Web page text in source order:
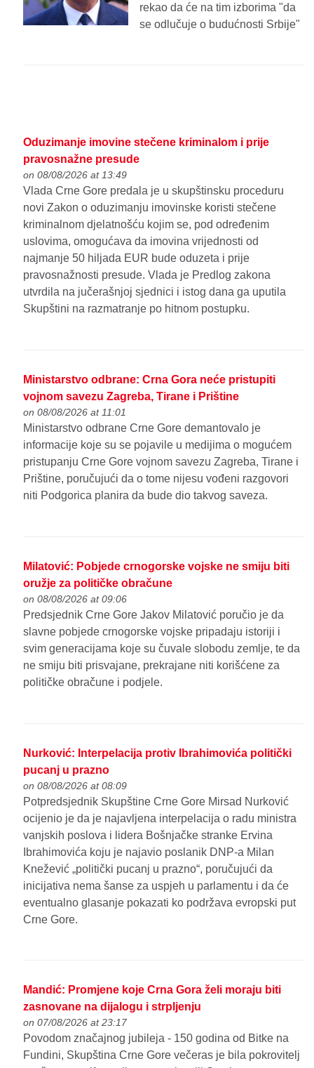
rekao da će na tim izborima "da
se odlučuje o budućnosti Srbije"
Oduzimanje imovine stečene kriminalom i prije
pravosnažne presude
on 08/08/2026 at 13:49
Vlada Crne Gore predala je u skupštinsku proceduru
novi Zakon o oduzimanju imovinske koristi stečene
kriminalnom djelatnošću kojim se, pod određenim
uslovima, omogućava da imovina vrijednosti od
najmanje 50 hiljada EUR bude oduzeta i prije
pravosnažnosti presude. Vlada je Predlog zakona
utvrdila na jučerašnjoj sjednici i istog dana ga uputila
Skupštini na razmatranje po hitnom postupku.
Ministarstvo odbrane: Crna Gora neće pristupiti
vojnom savezu Zagreba, Tirane i Prištine
on 08/08/2026 at 11:01
Ministarstvo odbrane Crne Gore demantovalo je
informacije koje su se pojavile u medijima o mogućem
pristupanju Crne Gore vojnom savezu Zagreba, Tirane i
Prištine, poručujući da o tome nijesu vođeni razgovori
niti Podgorica planira da bude dio takvog saveza.
Milatović: Pobjede crnogorske vojske ne smiju biti
oružje za političke obračune
on 08/08/2026 at 09:06
Predsjednik Crne Gore Jakov Milatović poručio je da
slavne pobjede crnogorske vojske pripadaju istoriji i
svim generacijama koje su čuvale slobodu zemlje, te da
ne smiju biti prisvajane, prekrajane niti korišćene za
političke obračune i podjele.
Nurković: Interpelacija protiv Ibrahimovića politički
pucanj u prazno
on 08/08/2026 at 08:09
Potpredsjednik Skupštine Crne Gore Mirsad Nurković
ocijenio je da je najavljena interpelacija o radu ministra
vanjskih poslova i lidera Bošnjačke stranke Ervina
Ibrahimovića koju je najavio poslanik DNP-a Milan
Knežević „politički pucanj u prazno“, poručujući da
inicijativa nema šanse za uspjeh u parlamentu i da će
eventualno glasanje pokazati ko podržava evropski put
Crne Gore.
Mandić: Promjene koje Crna Gora želi moraju biti
zasnovane na dijalogu i strpljenju
on 07/08/2026 at 23:17
Povodom značajnog jubileja - 150 godina od Bitke na
Fundini, Skupština Crne Gore večeras je bila pokrovitelj